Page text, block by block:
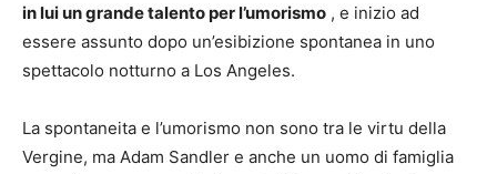
in lui un grande talento per l’umorismo , e inizio ad
essere assunto dopo un’esibizione spontanea in uno
spettacolo notturno a Los Angeles.
La spontaneita e l’umorismo non sono tra le virtu della
Vergine, ma Adam Sandler e anche un uomo di famiglia